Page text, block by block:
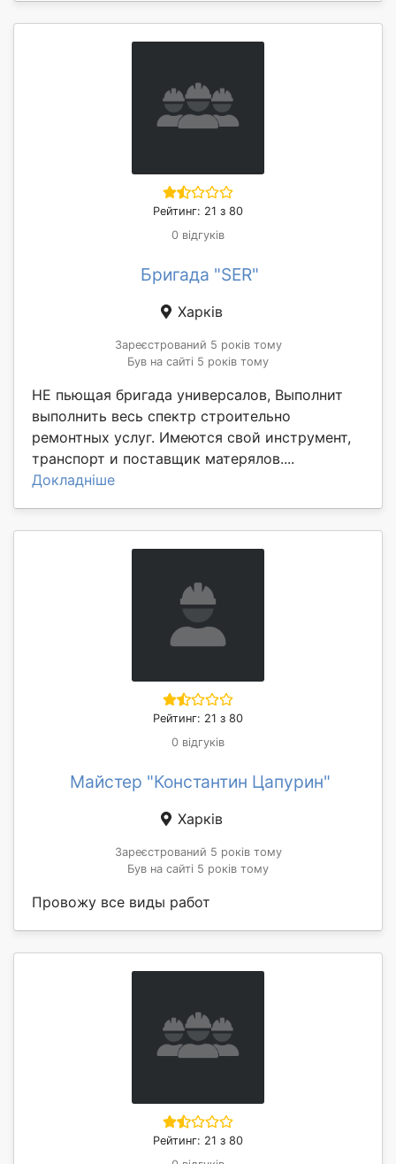
Рейтинг: 21 з 80
0 відгуків
Бригада "SER"
Харків
Зареєстрований 5 років тому
Був на сайті 5 років тому
НЕ пьющая бригада универсалов, Выполнит
выполнить весь спектр строительно
ремонтных услуг. Имеются свой инструмент,
транспорт и поставщик матерялов....
Докладніше
Рейтинг: 21 з 80
0 відгуків
Майстер "Константин Цапурин"
Харків
Зареєстрований 5 років тому
Був на сайті 5 років тому
Провожу все виды работ
Рейтинг: 21 з 80